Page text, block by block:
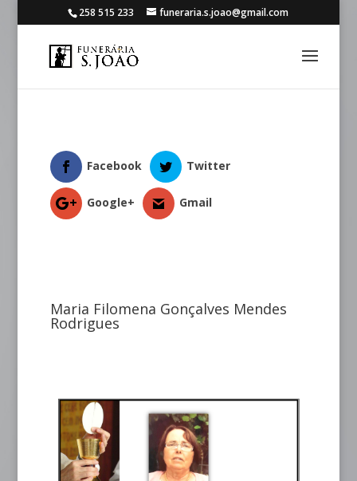
258 515 233 funeraria.s.joao@gmail.com
Facebook Twitter
Google+ Gmail
Maria Filomena Gonçalves Mendes
Rodrigues